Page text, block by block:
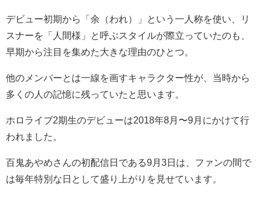
デビュー初期から「余（われ）」という一人称を使い、リ
スナーを「人間様」と呼ぶスタイルが際立っていたのも、
早期から注目を集めた大きな理由のひとつ。
他のメンバーとは一線を画すキャラクター性が、当時から
多くの人の記憶に残っていたと思います。
ホロライブ2期生のデビューは2018年8月〜9月にかけて行
われました。
百鬼あやめさんの初配信日である9月3日は、ファンの間で
は毎年特別な日として盛り上がりを見せています。